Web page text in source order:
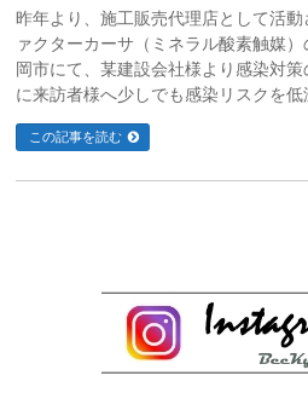
昨年より、施工販売代理店として活
ァクターカーサ（ミネラル酸素触媒
岡市にて、某建設会社様より感染対
に来訪者様へ少しでも感染リスクを
この記事を読む